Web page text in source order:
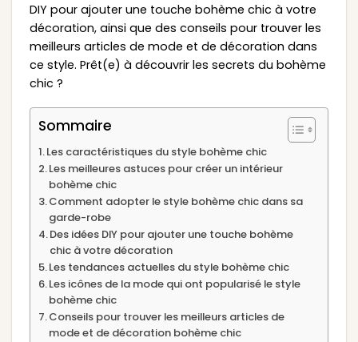
DIY pour ajouter une touche bohème chic à votre
décoration, ainsi que des conseils pour trouver les
meilleurs articles de mode et de décoration dans
ce style. Prêt(e) à découvrir les secrets du bohème
chic ?
Sommaire
Les caractéristiques du style bohème chic
Les meilleures astuces pour créer un intérieur
bohème chic
Comment adopter le style bohème chic dans sa
garde-robe
Des idées DIY pour ajouter une touche bohème
chic à votre décoration
Les tendances actuelles du style bohème chic
Les icônes de la mode qui ont popularisé le style
bohème chic
Conseils pour trouver les meilleurs articles de
mode et de décoration bohème chic